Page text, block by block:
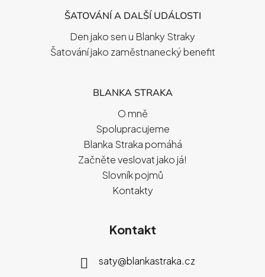
ŠATOVÁNÍ A DALŠÍ UDÁLOSTI
Den jako sen u Blanky Straky
Šatování jako zaměstnanecký benefit
BLANKA STRAKA
O mně
Spolupracujeme
Blanka Straka pomáhá
Začněte veslovat jako já!
Slovník pojmů
Kontakty
Kontakt
saty@blankastraka.cz